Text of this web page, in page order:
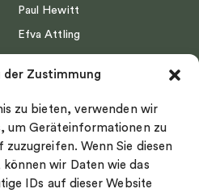
der Zustimmung
zu bieten, verwenden wir
um Geräteinformationen zu
Wenn Sie diesen
wir Daten wie das
IDs auf dieser Website
Paul Hewitt
Efva Attling
Drakenberg Sjölin
Nordic Spectra